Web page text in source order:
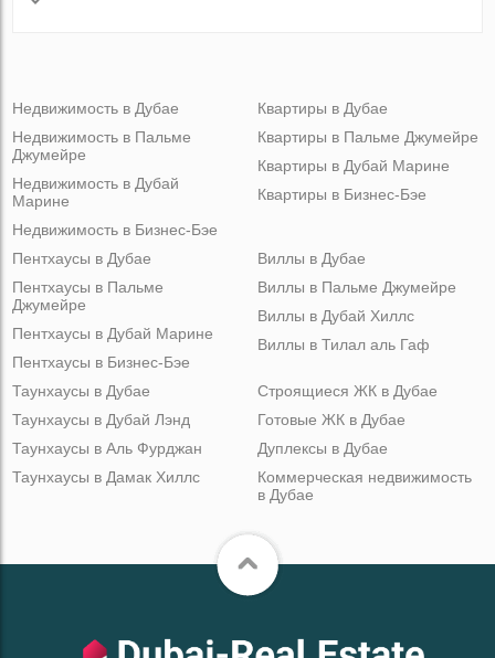
Недвижимость в Дубае
Недвижимость в Пальме
Джумейре
Недвижимость в Дубай
Марине
Недвижимость в Бизнес-Бэе
Квартиры в Дубае
Квартиры в Пальме Джумейре
Квартиры в Дубай Марине
Квартиры в Бизнес-Бэе
Пентхаусы в Дубае
Пентхаусы в Пальме
Джумейре
Пентхаусы в Дубай Марине
Пентхаусы в Бизнес-Бэе
Виллы в Дубае
Виллы в Пальме Джумейре
Виллы в Дубай Хиллс
Виллы в Тилал аль Гаф
Таунхаусы в Дубае
Таунхаусы в Дубай Лэнд
Таунхаусы в Аль Фурджан
Таунхаусы в Дамак Хиллс
Строящиеся ЖК в Дубае
Готовые ЖК в Дубае
Дуплексы в Дубае
Коммерческая недвижимость
в Дубае